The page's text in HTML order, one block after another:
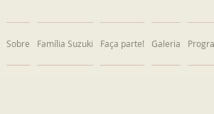
Sobre Família Suzuki Faça parte! Galeria